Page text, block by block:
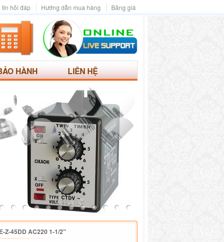
Bảng giá
Hướng dẫn mua hàng
tin hỏi đáp
HÀNH LIÊN HỆ
Z-45DD AC220 1-1/2"